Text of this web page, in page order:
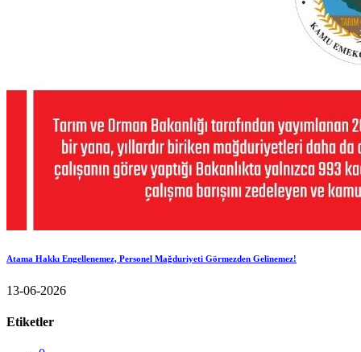
Atama Hakkı Engellenemez, Personel Mağduriyeti Görmezden Gelinemez!
13-06-2026
Etiketler